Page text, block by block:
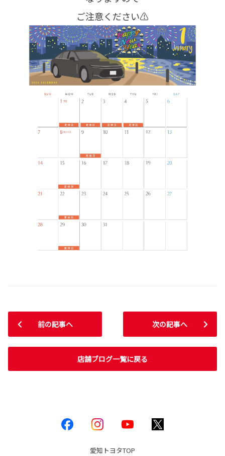
ご注意ください⚠
前の記事へ
店舗ブログ一覧に戻る
次の記事へ
愛知トヨタTOP